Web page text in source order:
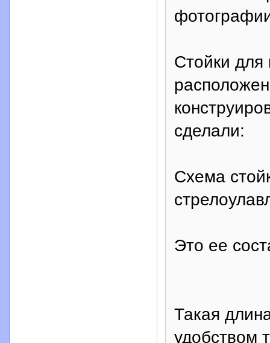
Стойки для
сделали:
Схема
Это ее
Такая
удобством